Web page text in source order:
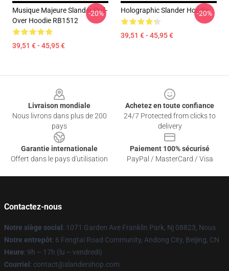
Musique Majeure Slander Pull-
Over Hoodie RB1512
39,51 € - 45,95 €
-20% Holographic Slander Hoodie
39,51 € - 45,95 €
-20%
Livraison mondiale
Nous livrons dans plus de 200
pays
Achetez en toute confiance
24/7 Protected from clicks to
delivery
Garantie internationale
Offert dans le pays d'utilisation
Paiement 100% sécurisé
PayPal / MasterCard / Visa
Contactez-nous
Notre siège social : 1071 Garden Ave Franklin Park, Nj 08823, Nous
Notre entrepôt: 6 Fengtai Road Community, Andong City, Beijing, CN
Heure: 9h – 17h (lu – vendredi)
Courriel : contact@slandershop.com